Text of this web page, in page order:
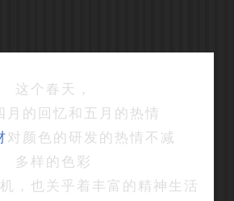
这个春天，
月的回忆和五月的热情
对颜色的研发的热情不减
多样的色彩
，也关乎着丰富的精神生活